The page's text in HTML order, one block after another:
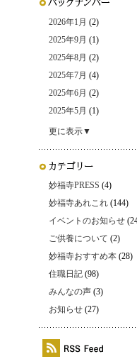
2026年1月 (2)
2025年9月 (1)
2025年8月 (2)
2025年7月 (4)
2025年6月 (2)
2025年5月 (1)
更に表示▼
妙福寺PRESS (4)
妙福寺あれこれ (144)
イベントのお知らせ
ご供養について (2)
妙福寺おすすめ本 (28)
住職日記 (98)
みんなの声 (3)
お知らせ (27)